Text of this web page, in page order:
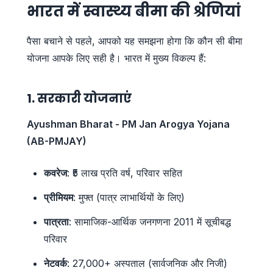
भारत में स्वास्थ्य बीमा की श्रेणियां
पैसा बचाने से पहले, आपको यह समझना होगा कि कौन सी बीमा
योजना आपके लिए सही है। भारत में मुख्य विकल्प हैं:
1. सरकारी योजनाएं
Ayushman Bharat - PM Jan Arogya Yojana
(AB-PMJAY)
कवरेज: ₹5 लाख प्रति वर्ष, परिवार सहित
प्रीमियम: मुफ्त (पात्र लाभार्थियों के लिए)
पात्रता: सामाजिक-आर्थिक जनगणना 2011 में सूचीबद्ध
परिवार
नेटवर्क: 27,000+ अस्पताल (सार्वजनिक और निजी)